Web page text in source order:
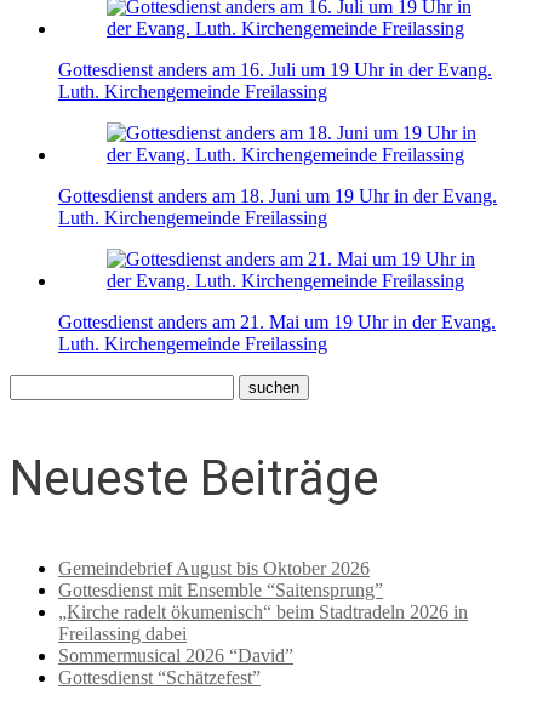
Gottesdienst anders am 16. Juli um 19 Uhr in der Evang.
Luth. Kirchengemeinde Freilassing
Gottesdienst anders am 18. Juni um 19 Uhr in der Evang.
Luth. Kirchengemeinde Freilassing
Gottesdienst anders am 21. Mai um 19 Uhr in der Evang.
Luth. Kirchengemeinde Freilassing
Neueste Beiträge
Gemeindebrief August bis Oktober 2026
Gottesdienst mit Ensemble “Saitensprung”
„Kirche radelt ökumenisch“ beim Stadtradeln 2026 in
Freilassing dabei
Sommermusical 2026 “David”
Gottesdienst “Schätzefest”